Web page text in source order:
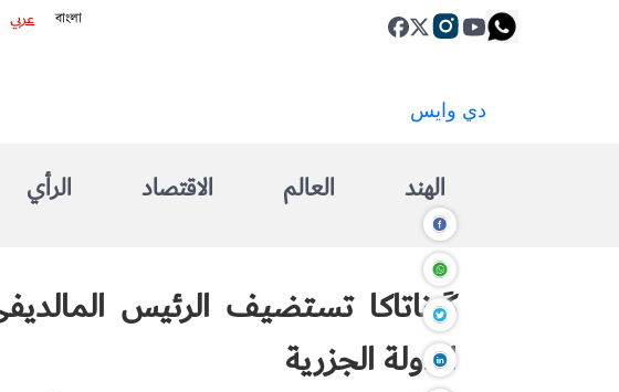
عربي বাংলা
الرأي الاقتصاد العالم الهند
كَرناتاكا تستضيف الرئيس
الدولة الجزرية